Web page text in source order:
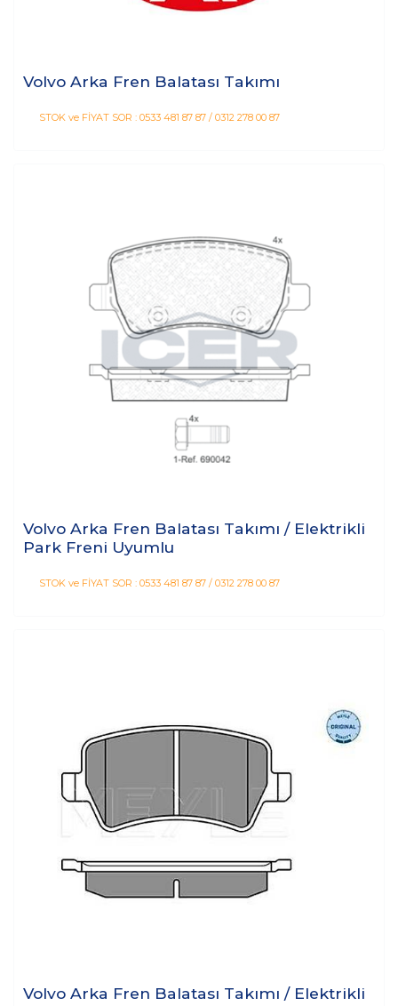
Volvo Arka Fren Balatası Takımı
STOK ve FİYAT SOR : 0533 481 87 87 / 0312 278 00 87
Volvo Arka Fren Balatası Takımı / Elektrikli
Park Freni Uyumlu
STOK ve FİYAT SOR : 0533 481 87 87 / 0312 278 00 87
Volvo Arka Fren Balatası Takımı / Elektrikli